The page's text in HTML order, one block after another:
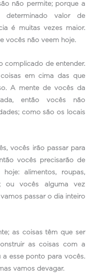
não permite; porque a
determinado valor de
é muitas vezes maior.
vocês não veem hoje.
complicado de entender.
em cima das que
A mente de vocês da
então vocês não
como são os locais
vocês irão passar para
vocês precisarão de
alimentos, roupas,
ou vocês alguma vez
passar o dia inteiro
as coisas têm que ser
as coisas com a
a esse ponto para vocês.
vamos devagar.